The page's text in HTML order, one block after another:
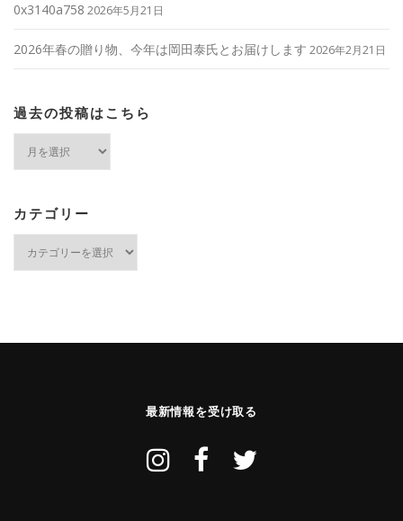
0x3140a758 2026年5月21日
2026年春の贈り物、今年は岡田泰氏とお届けします 2026年2月21日
過去の投稿はこちら
稿
カテゴリー
最新情報を受け取る